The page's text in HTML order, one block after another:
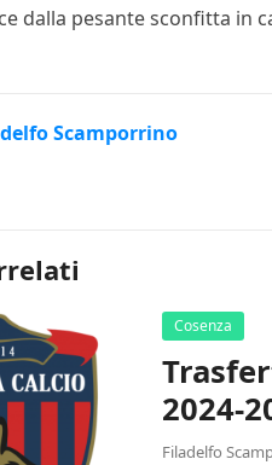
dalla pesante sconfitta in
Scamporrino
Cosenza
2024-
Filadelfo